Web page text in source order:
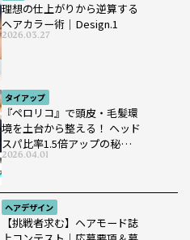
理想の仕上がりから逆算する
ヘアカラー術｜Design.1
2026.03.27
タイアップ
『ペロリコ』で頭皮・毛髪環
境を土台から整える！ ヘッド
スパ比率1.5倍アップの秘策を
大公開
2026.04.01
ヘアデザイン
【挑戦者求む】ヘアモード誌